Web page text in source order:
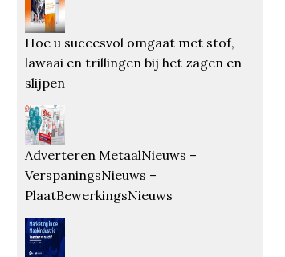
Hoe u succesvol omgaat met stof,
lawaai en trillingen bij het zagen en
slijpen
Adverteren MetaalNieuws –
VerspaningsNieuws –
PlaatBewerkingsNieuws